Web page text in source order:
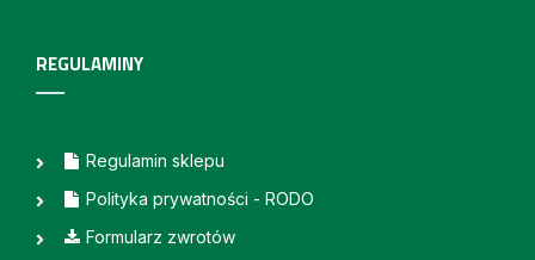
REGULAMINY
Regulamin sklepu
Polityka prywatności - RODO
Formularz zwrotów